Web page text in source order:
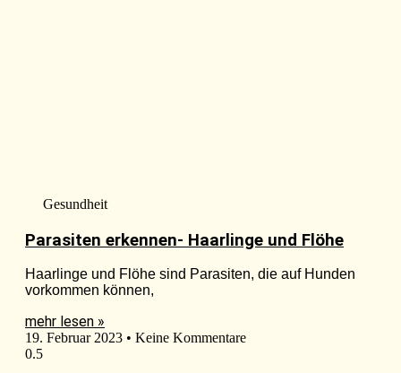
Gesundheit
Parasiten erkennen- Haarlinge und Flöhe
Haarlinge und Flöhe sind Parasiten, die auf Hunden
vorkommen können,
mehr lesen »
19. Februar 2023 Keine Kommentare